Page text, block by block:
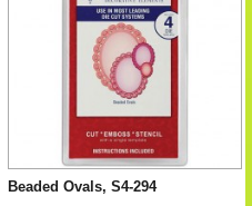
Beaded Ovals, S4-294